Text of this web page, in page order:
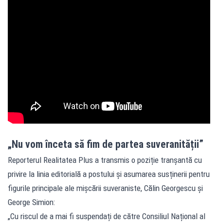
„Nu vom înceta să fim de partea suveranității”
Reporterul Realitatea Plus a transmis o poziție tranșantă cu
privire la linia editorială a postului și asumarea susținerii pentru
figurile principale ale mișcării suveraniste, Călin Georgescu și
George Simion:
„Cu riscul de a mai fi suspendați de către Consiliul Național al